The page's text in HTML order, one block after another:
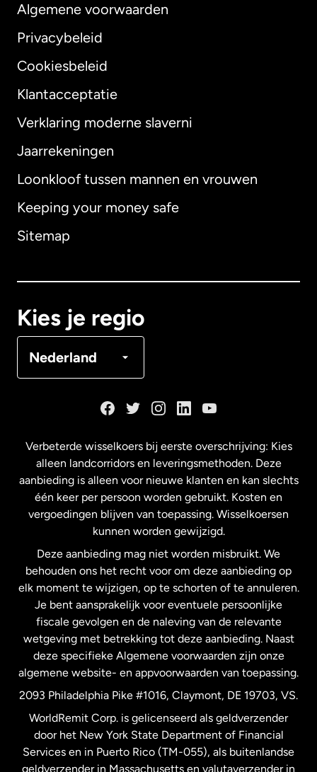
Algemene voorwaarden
Privacybeleid
Cookiesbeleid
Klantacceptatie
Verklaring moderne slaverni
Jaarrekeningen
Loonkloof tussen mannen en vrouwen
Keeping your money safe
Sitemap
Kies je regio
Nederland
Internationaal English
Australië
Maleisië
Nederland
Nieuw-Zeeland
Spanje
Verenigd Koninkrijk
Verenigde Staten English
Verenigde Staten Español
Verbeterde wisselkoers bij eerste overschrijving: Kies
alleen landcorridors en leveringsmethoden. Deze
aanbieding is alleen voor nieuwe klanten en kan slechts
één keer per persoon worden gebruikt. Kosten en
vergoedingen blijven van toepassing. Wisselkoersen
kunnen worden gewijzigd.
Deze aanbieding mag niet worden misbruikt. We
behouden ons het recht voor om deze aanbieding op
elk moment te wijzigen, op te schorten of te annuleren.
Je bent aansprakelijk voor eventuele persoonlijke
fiscale gevolgen en de naleving van de relevante
wetgeving met betrekking tot deze aanbieding. Naast
deze specifieke Algemene voorwaarden zijn onze
algemene website- en appvoorwaarden van toepassing.
2093 Philadelphia Pike #1016, Claymont, DE 19703, VS.
WorldRemit Corp. is gelicenseerd als geldverzender
door het New York State Department of Financial
Services en in Puerto Rico (TM-055), als buitenlandse
geldverzender in Massachusetts en valutaverzender in